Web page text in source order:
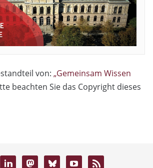
von: „Gemeinsam Wissen
beachten Sie das Copyright dieses